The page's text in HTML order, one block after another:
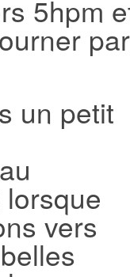
5hpm
un petit
vers